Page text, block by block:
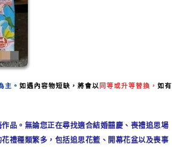
主。 如遇內容物短缺，將會以 同 等或升等替換， 如有
品。無論您正在尋找適合結婚囍慶、喪禮追思場
花禮種類繁多，包括追思花籃、開幕花盆以及喪事